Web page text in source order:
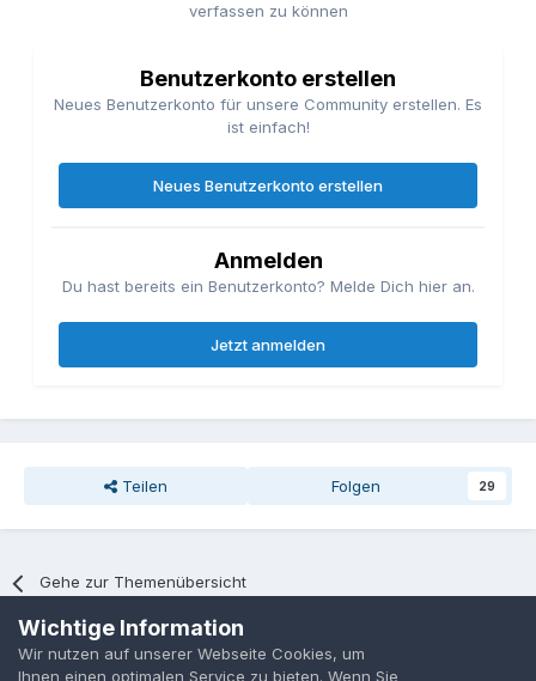
verfassen zu können
Benutzerkonto erstellen
Neues Benutzerkonto für unsere Community erstellen. Es
ist einfach!
Neues Benutzerkonto erstellen
Anmelden
Du hast bereits ein Benutzerkonto? Melde Dich hier an.
Jetzt anmelden
Teilen Folgen 29
Gehe zur Themenübersicht
Datenschutzerklärung Cookies
Wichtige Information
Wir nutzen auf unserer Webseite Cookies, um
Ihnen einen optimalen Service zu bieten. Wenn Sie